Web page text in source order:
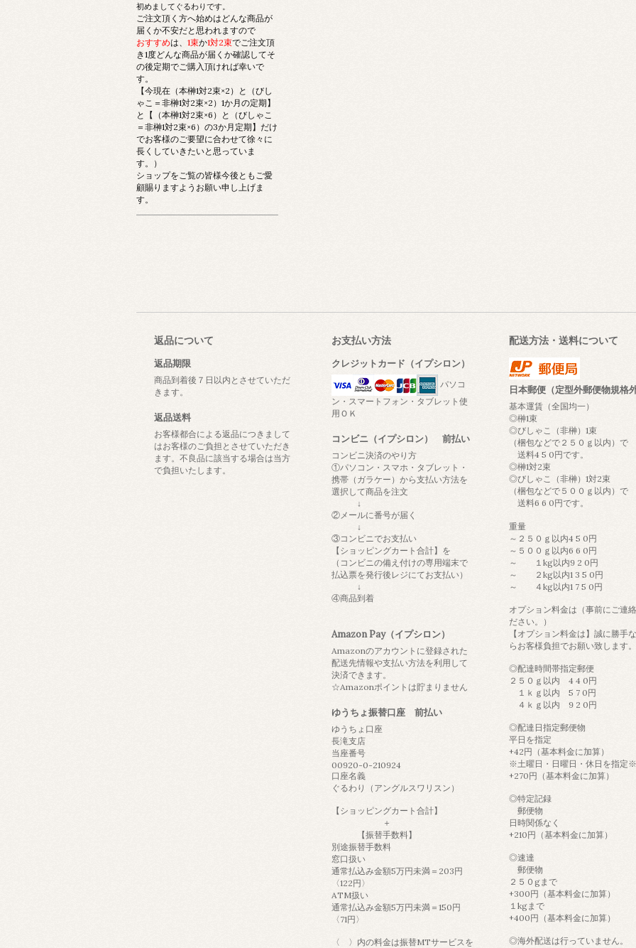
初めましてぐるわりです。
ご注文頂く方へ始めはどんな商品が
届くか不安だと思われますので
おすすめは、 1束か1対2束でご注文頂
き1度どんな商品が届くか確認してそ
の後定期でご購入頂ければ幸いで
す。
【今現在（本榊1対2束×2）と（びし
ゃこ＝非榊1対2束×2）1か月の定期】
と【（本榊1対2束×6）と（びしゃこ
＝非榊1対2束×6）の3か月定期】だけ
でお客様のご要望に合わせて徐々に
長くしていきたいと思っていま
す。）
ショップをご覧の皆様今後ともご愛
顧賜りますようお願い申し上げま
す。
返品について
返品期限
商品到着後７日以内とさせていただ
きます。
返品送料
お客様都合による返品につきまして
はお客様のご負担とさせていただき
ます。不良品に該当する場合は当方
で負担いたします。
お支払い方法
クレジットカード（イプシロン）
パソコ
ン・スマートフォン・タブレット使
用ＯＫ
コンビニ（イプシロン） 前払い
コンビニ決済のやり方
①パソコン・スマホ・タブレット・
携帯（ガラケー）から支払い方法を
選択して商品を注文
↓
②メールに番号が届く
↓
③コンビニでお支払い
【ショッピングカート合計】を
（コンビニの備え付けの専用端末で
払込票を発行後レジにてお支払い）
↓
④商品到着
Amazon Pay（イプシロン）
Amazonのアカウントに登録された
配送先情報や支払い方法を利用して
決済できます。
☆Amazonポイントは貯まりません
ゆうちょ振替口座 前払い
ゆうちょ口座
長滝支店
当座番号
00920-0-210924
口座名義
ぐるわり（アングルスワリスン）
【ショッピングカート合計】
＋
【振替手数料】
別途振替手数料
窓口扱い
通常払込み金額5万円未満＝203円
〈122円〉
ATM扱い
通常払込み金額5万円未満＝150円
〈71円〉
〈 〉内の料金は振替MTサービスを
配送方法・送料について
日本郵便（定型外郵便物規格
基本運賃（全国均一）
◎榊1束
◎びしゃこ（非榊）1束
（梱包などで２５０ｇ以内）で
送料4 5 0円です。
◎榊1対2束
◎びしゃこ（非榊）1対2束
（梱包などで５００ｇ以内）で
送料6 6 0円です。
重量
～２５０ｇ以内4 5 0円
～５００ｇ以内6 6 0円
～ １kg以内9 2 0円
～ ２kg以内1 3 5 0円
～ ４kg以内1 7 5 0円
オプション料金は（事前にご連
ださい。）
【オプション料金は】誠に勝手
らお客様負担でお願い致します。
◎配達時間帯指定郵便
２５０ｇ以内 4 4 0円
１ｋｇ以内 5 7 0円
４ｋｇ以内 9 2 0円
◎配達日指定郵便物
平日を指定
+42円（基本料金に加算）
※土曜日・日曜日・休日を指
+270円（基本料金に加算）
◎特定記録
郵便物
日時関係なく
+210円（基本料金に加算）
◎速達
郵便物
２５０gまで
+300円（基本料金に加算）
１kgまで
+400円（基本料金に加算）
◎海外配送は行っていません。